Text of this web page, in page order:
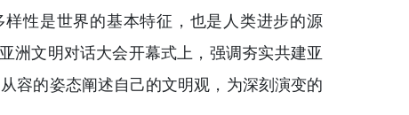
性是世界的基本特征，也是人类进步的源
洲文明对话大会开幕式上，强调夯实共建亚
的姿态阐述自己的文明观，为深刻演变的